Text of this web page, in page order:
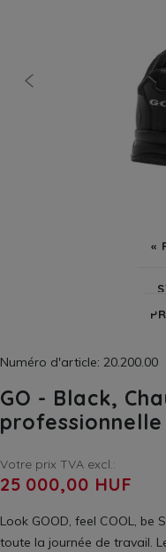
«
antérieures
Numéro d'article: 20.200.00
GO - Black,
professionnelle
Votre prix TVA excl.:
25 000,00 HUF
Look GOOD, feel COOL, be
toute la journée de travail.